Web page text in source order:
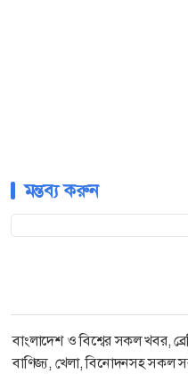
মন্তব্য করুন
বাংলাদেশ ও বিশ্বের সকল খবর,
বাণিজ্য, খেলা, বিনোদনসহ সকল